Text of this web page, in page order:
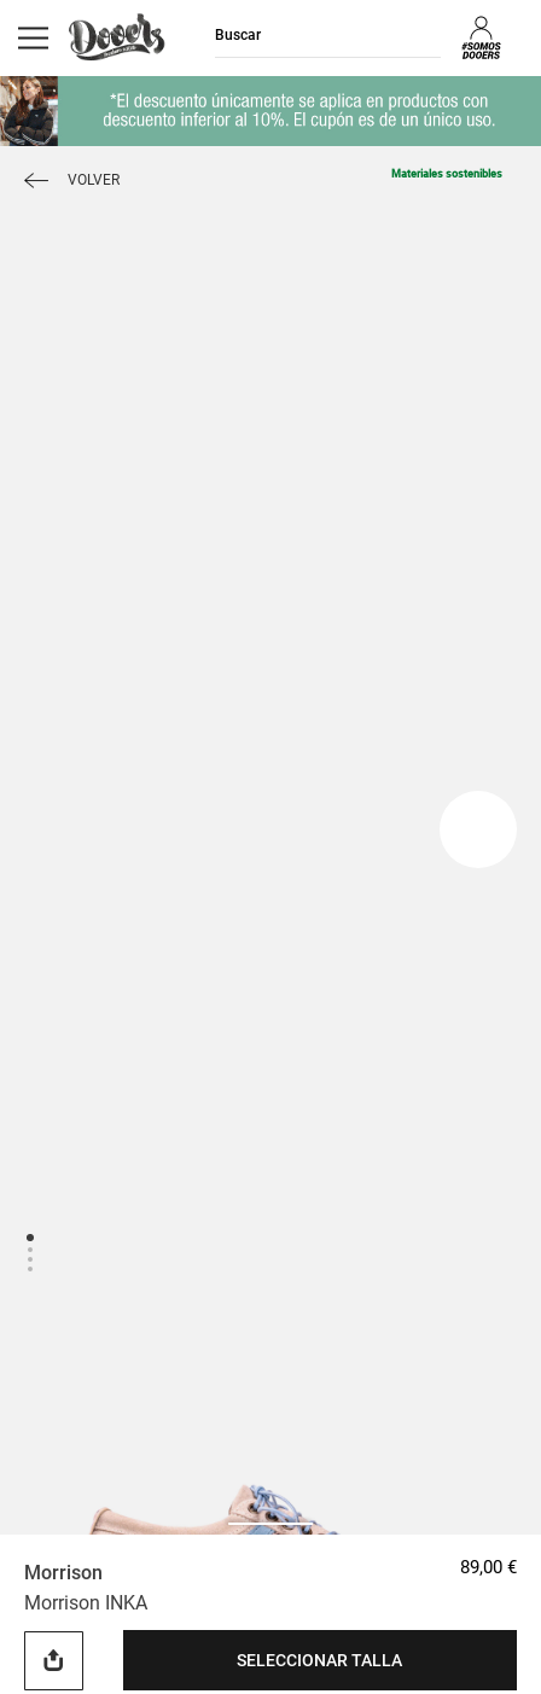
VOLVER Materiales sostenibles
Morrison
Morrison INKA
89,00 €
SELECCIONAR TALLA